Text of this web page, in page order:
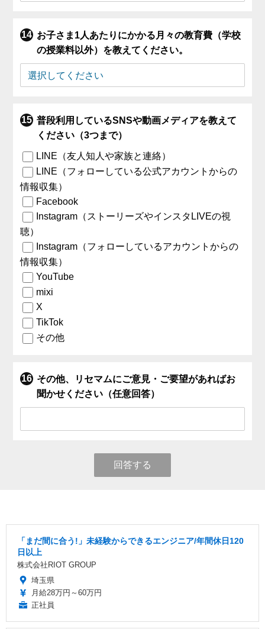
お子さま1人あたりにかかる月々の教育費（学校
の授業料以外）を教えてください。
普段利用しているSNSや動画メディアを教えて
ください（3つまで）
LINE（友人知人や家族と連絡）
LINE（フォローしている公式アカウントからの
情報収集）
Facebook
Instagram（ストーリーズやインスタLIVEの視
聴）
Instagram（フォローしているアカウントからの
情報収集）
YouTube
mixi
X
TikTok
その他
その他、リセマムにご意見・ご要望があればお
聞かせください（任意回答）
回答する
「まだ間に合う!」未経験からできるエンジニア/年間休日120
日以上
株式会社RIOT GROUP
埼玉県
月給28万円～60万円
正社員